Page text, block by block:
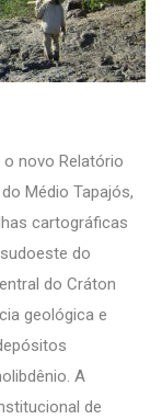
o novo Relatório
Médio Tapajós,
cartográficas
do
do Cráton
geológica e
A
de